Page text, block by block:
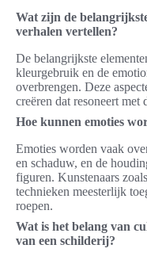
Wat zijn de
verhalen vertellen?
De belangrijkste
kleurgebruik en de
overbrengen. Deze
creëren dat resoneert met
Hoe kunnen emoties
Emoties worden vaak
en schaduw, en de
figuren. Kunstenaars
technieken meesterlijk
roepen.
Wat is het belang van
van een schilderij?